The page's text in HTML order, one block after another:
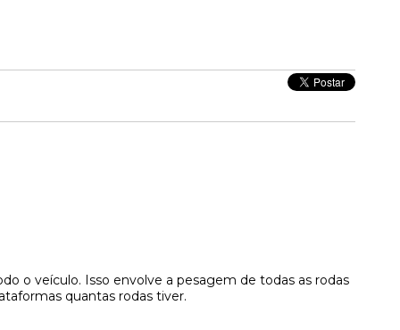
o veículo. Isso envolve a pesagem de todas as rodas
quantas rodas tiver.